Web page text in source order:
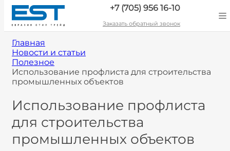
+7 (705) 956 16-10
Заказать обратный звонок
Главная
Новости и статьи
Полезное
Использование профлиста для строительства
промышленных объектов
Использование профлиста
для строительства
промышленных объектов